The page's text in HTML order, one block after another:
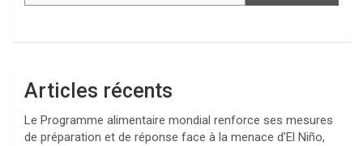
Articles récents
Le Programme alimentaire mondial renforce ses mesures
de préparation et de réponse face à la menace d’El Niño,